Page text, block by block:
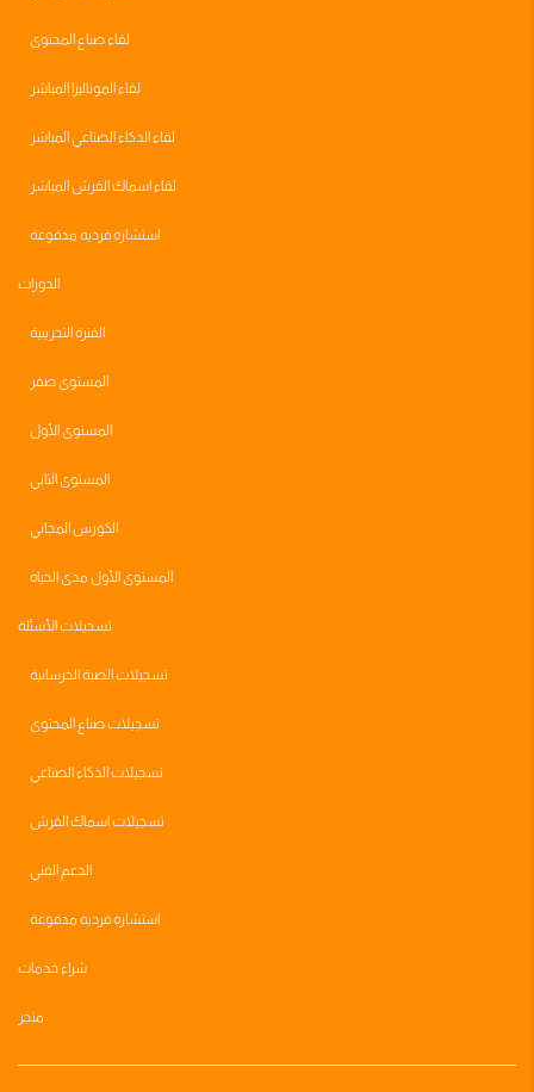
لقاء صناع المحتوى
لقاء الموناليزا المباشر
لقاء الذكاء الصناعي المباشر
لقاء اسماك القرش المباشر
استشاره فرديه مدفوعة
الدورات
الفترة التجريبية
المستوى صفر
المستوى الأول
المستوى الثاني
الكورس المجاني
المستوى الأول مدى الحياه
تسجيلات الأسئلة
تسجيلات الصبة الخرسانية
تسجيلات صناع المحتوى
تسجيلات الذكاء الصناعي
تسجيلات اسماك القرش
الدعم الفني
استشاره فرديه مدفوعة
شراء خدمات
متجر